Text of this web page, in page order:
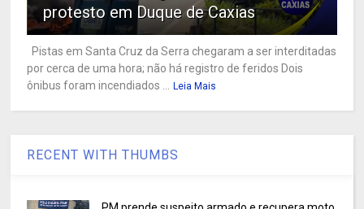
protesto em Duque de Caxias
Pistas em Santa Cruz da Serra chegaram a ser interditadas
por cerca de uma hora; não há registro de feridos Dois
ônibus foram incendiados ...
Leia Mais
RECENT WITH THUMBS